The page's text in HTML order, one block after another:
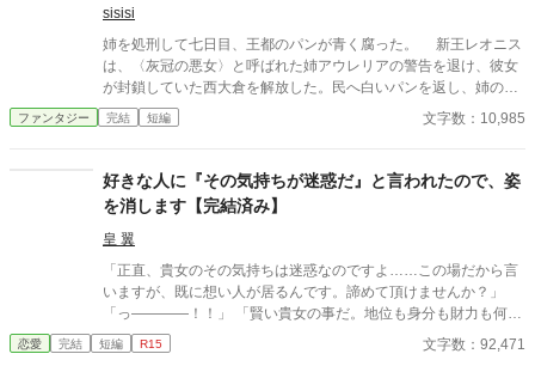
sisisi
姉を処刑して七日目、王都のパンが青く腐った。 新王レオニス
は、〈灰冠の悪女〉と呼ばれた姉アウレリアの警告を退け、彼女
が封鎖していた西大倉を解放した。民へ白いパンを返し、姉の圧
政を終わらせる。それが正しい王の最初の仕事だと信じていた。
しかし、配られたパンの内側には青い筋が走り、口にした者た
レオニスは、王城の鐘を三度鳴らす。すると現れたのは、姉の秘
密警察だと恐れられていた〈灰衣隊〉だった。 封鎖された穀
物、焼かれた畑、外国への送金、王都から遠ざけられた軍隊。姉
の悪政とされたすべては、王国を青灰病から守るための非常措置
だった。 自分が信じたい言葉だけを選び、姉へ毒杯を渡したこ
とを知るレオニス。彼は姉が残した七つの報告書を読み、公爵の
逃亡を自らの判断で阻止する。 その南門へ、安全な穀物を積ん
だ長い輸送隊が到着した。先頭の馬車から降りた人物を見て、レ
オニスは言葉を失う。 悪女として処刑された有能な王女と、民
ファンタジー 完結 短編 文字数：10,985
好きな人に『その気持ちが迷惑だ』と言われたので、姿
を消します【完結済み】
皇 翼
「正直、貴女のその気持ちは迷惑なのですよ……この場だから言
いますが、既に想い人が居るんです。諦めて頂けませんか？」
「っ――――！！」 「賢い貴女の事だ。地位も身分も財力も何も
かもが貴女にとっては高嶺の花だと元々分かっていたのでしょ
う？そんな感情を持っているだけ時間が無駄だと思いません
恋愛 完結 短編 R15 文字数：92,471